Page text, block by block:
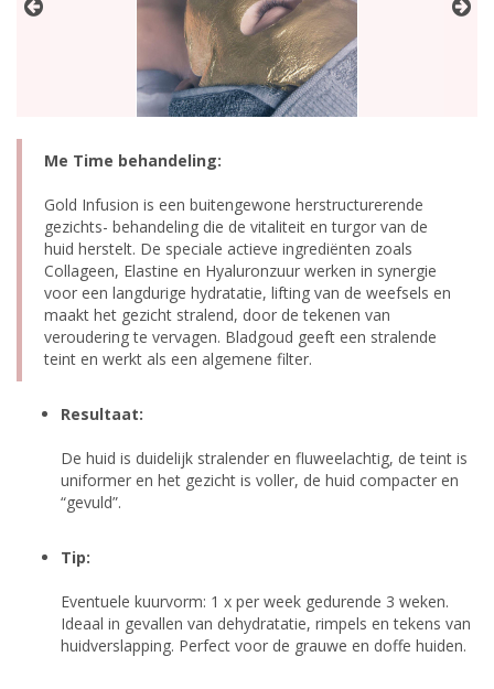
Me Time behandeling:
Gold Infusion is een buitengewone herstructurerende
gezichts- behandeling die de vitaliteit en turgor van de
huid herstelt. De speciale actieve ingrediënten zoals
Collageen, Elastine en Hyaluronzuur werken in synergie
voor een langdurige hydratatie, lifting van de weefsels en
maakt het gezicht stralend, door de tekenen van
veroudering te vervagen. Bladgoud geeft een stralende
teint en werkt als een algemene filter.
Resultaat:
De huid is duidelijk stralender en fluweelachtig, de teint is
uniformer en het gezicht is voller, de huid compacter en
“gevuld”.
Tip:
Eventuele kuurvorm: 1 x per week gedurende 3 weken.
Ideaal in gevallen van dehydratatie, rimpels en tekens van
huidverslapping. Perfect voor de grauwe en doffe huiden.